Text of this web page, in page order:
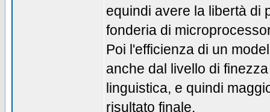
equindi avere la libertà di
fonderia di
Poi l'efficienza di un
anche dal livello di
linguistica, e quindi
risultato finale.